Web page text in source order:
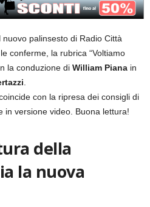
nuovo palinsesto di Radio Città
conferme, la rubrica “Voltiamo
la conduzione di William Piana in
.
con la ripresa dei consigli di
in versione video. Buona lettura!
della
la nuova